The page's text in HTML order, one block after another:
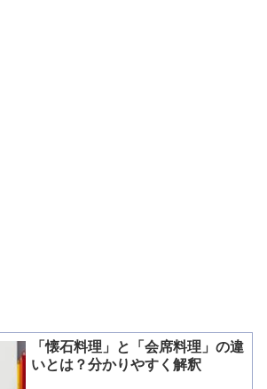
「懐石料理」と「会席料理」の違
いとは？分かりやすく解釈